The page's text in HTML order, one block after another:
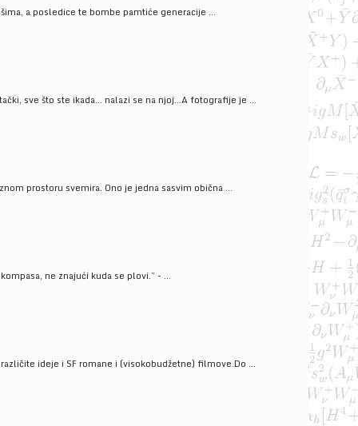
a posledice te bombe pamtiće generacije ...
sve što ste ikada… nalazi se na njoj…A fotografije je ...
prostoru svemira. Ono je jedna sasvim obična ...
ne znajući kuda se plovi.” - ...
ideje i SF romane i (visokobudžetne) filmove.Do ...